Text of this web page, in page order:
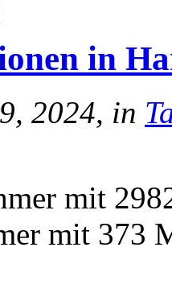
in
2024, in
mit
mit 373